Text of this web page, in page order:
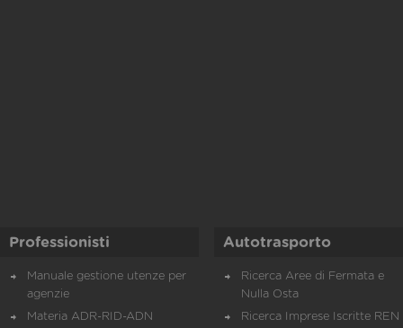
Professionisti
Manuale gestione utenze per
agenzie
Materia ADR-RID-ADN
Autotrasporto
Ricerca Aree di Fermata e
Nulla Osta
Ricerca Imprese Iscritte REN